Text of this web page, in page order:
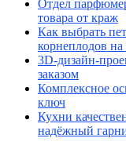
Отдел
товара от краж
Как выбрать
корнеплодов на
3D-дизайн-
заказом
Комплексное
ключ
Кухни
надёжный